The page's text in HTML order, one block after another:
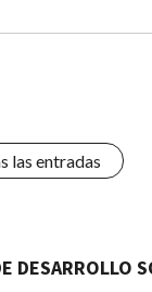
las entradas
DESARROLLO